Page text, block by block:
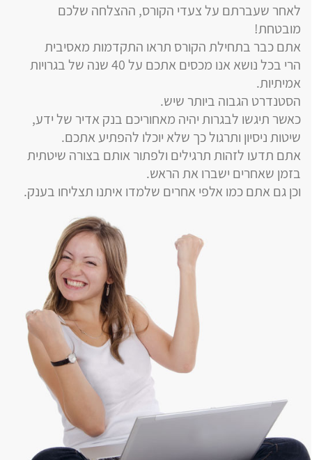
לאחר שעברתם על צעדי הקורס, ההצלחה שלכם
מובטחת!
אתם כבר בתחילת הקורס תראו התקדמות מאסיבית
הרי בכל נושא אנו מכסים אתכם על 40 שנה של בגרויות
אמיתיות.
הסטנדרט הגבוה ביותר שיש.
כאשר תיגשו לבגרות יהיה מאחוריכם בנק אדיר של ידע,
שיטות ניסיון ותרגול כך שלא יוכלו להפתיע אתכם.
אתם תדעו לזהות תרגילים ולפתור אותם בצורה שיטתית
בזמן שאחרים ישברו את הראש.
וכן גם אתם כמו אלפי אחרים שלמדו איתנו תצליחו בענק.